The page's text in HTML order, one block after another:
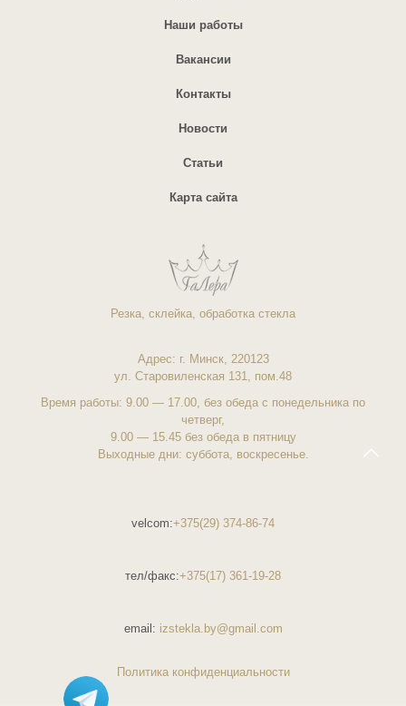
Наши работы
Вакансии
Контакты
Новости
Статьи
Карта сайта
Резка, склейка, обработка стекла
Адрес: г. Минск, 220123
ул. Старовиленская 131, пом.48
Время работы: 9.00 — 17.00, без обеда с понедельника по
четверг,
9.00 — 15.45 без обеда в пятницу
Выходные дни: суббота, воскресенье.
velcom:+375(29) 374-86-74
тел/факс:+375(17) 361-19-28
email: izstekla.by@gmail.com
Политика конфиденциальности